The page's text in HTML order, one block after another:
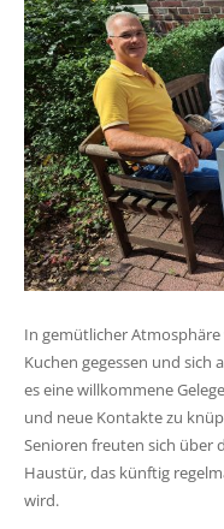
In gemütlicher
Kuchen gegessen und sich
es eine willkommene
und neue Kontakte zu
Senioren freuten sich über
Haustür, das künftig
wird.